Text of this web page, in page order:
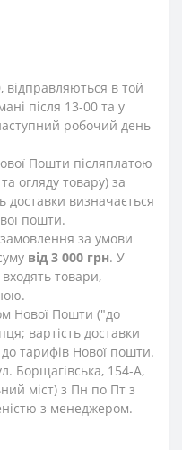
в той
після 13-00 та у
робочий день
Пошти післяплатою
огляду товару) за
доставки визначається
пошти.
замовлення за умови
від 3 000 грн. У
товари,
Нової Пошти ("до
вартість доставки
тарифів Нової пошти.
Борщагівська, 154-А,
міст) з Пн по Пт з
з менеджером.